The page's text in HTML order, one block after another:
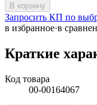
В корзину
Запросить КП по
в избранное·в
Краткие
Код товара
00-00164067